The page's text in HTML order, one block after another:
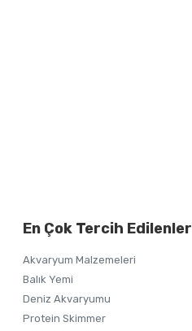
En Çok Tercih Edilenler
Akvaryum Malzemeleri
Balık Yemi
Deniz Akvaryumu
Protein Skimmer